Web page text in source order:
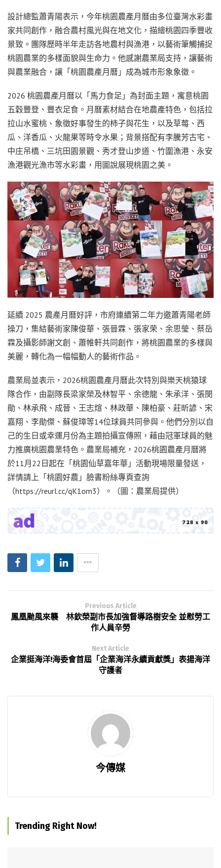
設計總監蕭青陽表示，今年桃園農產月曆由多位臺灣水彩畫
家共同創作，融合農村風光與在地文化，描繪桃園四季豐收
景致。團隊歷時半年走訪各地農村與漁港，以藝術筆觸捕捉
桃園農業的多樣面貌與生命力。他感謝農業局支持，讓藝術
與農業融合，讓「桃園農產月曆」成為城市形象象徵。
2026 桃園農產月曆以「馬力食足」為封面主題，寓意桃園
五穀豐登、豐衣足食。月曆素材結合在地農產特色，包括拉
拉山水蜜桃、象徵好事發生的柿子與花生，以及草莓、西
瓜、洋香瓜、火龍果等時令水果；背景搭配有李騰芳古宅、
中庄吊橋、三坑田園景觀、秀才登山步道、竹圍漁港、永安
漁港觀光漁市等水彩畫，用圖說展現桃園之美。
延續 2025 農產月曆好評，市府連續第二年力邀蕭青陽老師
操刀，集結藝術家陳俊華、張晉霖、張家荣、余思瑩、蔡岳
霖及攝影師謝文創、蕭帷軒共同創作，將桃園農業的多樣與
美麗，轉化為一幅幅動人的藝術作品。
農業局並表示，2026桃園農產月曆此次特別與樂天桃猿球
隊合作，由副隊長梁家榮及林智平、余德龍、朱承洋、張閔
勛、林承飛、成晉、王志煊、林政華、陳柏豪、莊昕諺、宋
嘉翔、李勛傑、蘇俊璋等14位球員共同參與。他們分別以自
己的生日或幸運月份為主題拍攝宣傳照，藉由冠軍球員的魅
力推廣桃園農業特色。農業局補充，2026桃園農產月曆將
於11月22日起在「桃園仙草嘉年華」活動現場限量發送，
詳情請上「桃園好農」臉書粉絲專頁查詢
（https://reurl.cc/qK1om3）。（圖：農業局提供）
Previous Article
鳳凰颱風來襲 林欽榮副市長加強督導路樹安全 並慰勞工
作人員辛勞
Next Article
企業挺海洋!海委會首屆「企業海洋永續貢獻獎」表揚海洋
守護者
今傳媒
Trending Right Now!